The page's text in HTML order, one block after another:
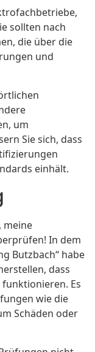
sollten nach
die über die
und
um
Sie sich, dass
einhält.
meine
In dem
Butzbach“ habe
dass
Es
wie die
Schäden oder